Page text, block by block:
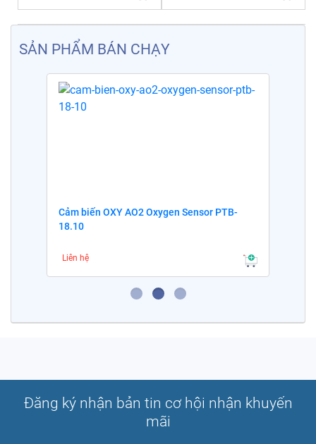
SẢN PHẨM BÁN CHẠY
Cảm biến OXY AO2 Oxygen Sensor PTB-
18.10
Liên hệ
Đăng ký nhận bản tin cơ hội nhận khuyến
mãi